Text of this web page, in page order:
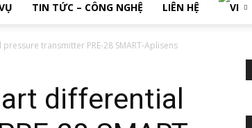
TIN TỨC – CÔNG NGHỆ LIÊN HỆ
transmitter PRE-28 SMART-Aplisens
differential